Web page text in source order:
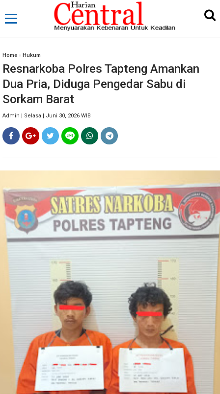
Home » Hukum
Resnarkoba Polres Tapteng Amankan
Dua Pria, Diduga Pengedar Sabu di
Sorkam Barat
Admin | Selasa | Juni 30, 2026 WIB